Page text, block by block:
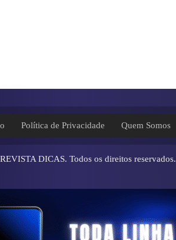
Política de Privacidade Quem Somos
REVISTA DICAS. Todos os direitos reservados.